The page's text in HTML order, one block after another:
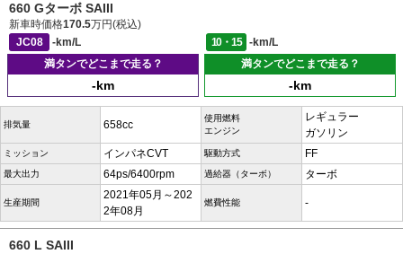
660 Gターボ SAIII
新車時価格170.5万円(税込)
JC08
-km/L 10・15
-km/L
満タンでどこまで走る？
-km
満タンでどこまで走る？
-km
排気量 658cc
使用燃料
エンジン
レギュラー
ガソリン
ミッション インパネCVT 駆動方式 FF
最大出力 64ps/6400rpm 過給器（ターボ） ターボ
生産期間
2021年05月～202
2年08月
燃費性能 -
660 L SAIII